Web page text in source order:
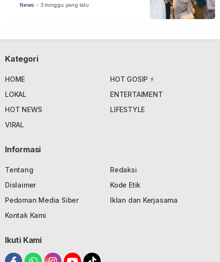
News - 3 minggu yang lalu
Kategori
HOME
HOT GOSIP ⚡
LOKAL
ENTERTAIMENT
HOT NEWS
LIFESTYLE
VIRAL
Informasi
Tentang
Redaksi
Dislaimer
Kode Etik
Pedoman Media Siber
Iklan dan Kerjasama
Kontak Kami
Ikuti Kami